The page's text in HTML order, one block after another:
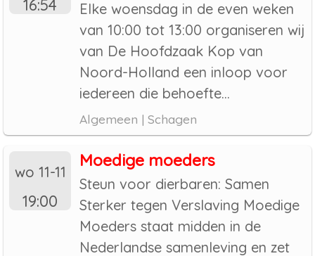
16:54
Elke woensdag in de even weken
van 10:00 tot 13:00 organiseren wij
van De Hoofdzaak Kop van
Noord-Holland een inloop voor
iedereen die behoefte...
Algemeen | Schagen
wo 11-11
19:00
Moedige moeders
Steun voor dierbaren: Samen
Sterker tegen Verslaving Moedige
Moeders staat midden in de
Nederlandse samenleving en zet